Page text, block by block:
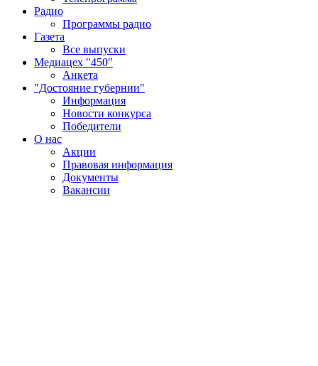
Радио
Программы радио
Газета
Все выпуски
Медиацех "450"
Анкета
"Достояние губернии"
Информация
Новости конкурса
Победители
О нас
Акции
Правовая информация
Документы
Вакансии